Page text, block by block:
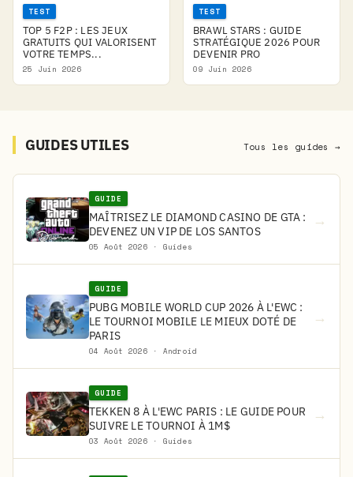
TEST
TOP 5 F2P : LES JEUX
GRATUITS QUI VALORISENT
VOTRE TEMPS...
25 Juin 2026
TEST
BRAWL STARS : GUIDE
STRATÉGIQUE 2026 POUR
DEVENIR PRO
09 Juin 2026
GUIDES UTILES Tous les guides →
GUIDE
MAÎTRISEZ LE DIAMOND CASINO DE GTA :
DEVENEZ UN VIP DE LOS SANTOS
05 Août 2026 · Guides
→
GUIDE
PUBG MOBILE WORLD CUP 2026 À L'EWC :
LE TOURNOI MOBILE LE MIEUX DOTÉ DE
PARIS
04 Août 2026 · Android
→
GUIDE
TEKKEN 8 À L'EWC PARIS : LE GUIDE POUR
SUIVRE LE TOURNOI À 1M$
03 Août 2026 · Guides
→